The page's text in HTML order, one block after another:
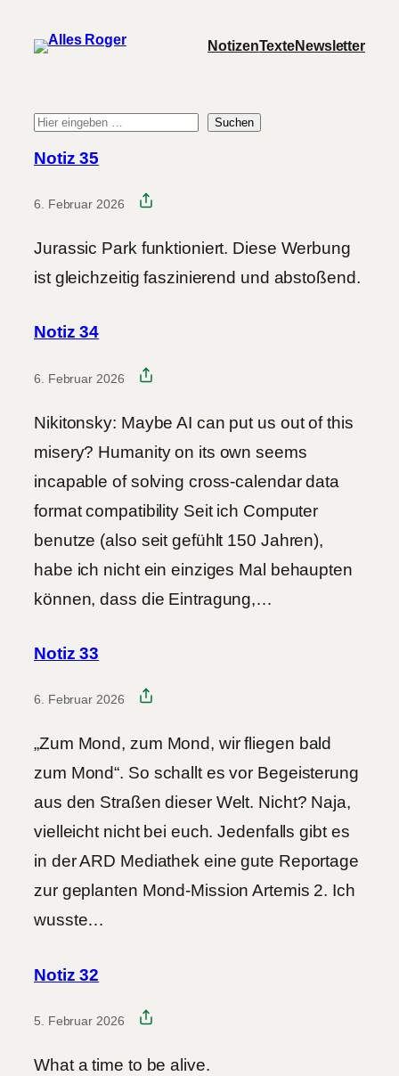
Inhalt
NotizenTexteNewsletter
Suche Suchen
Notiz 35
6. Februar 2026
Jurassic Park funktioniert. Diese Werbung
ist gleichzeitig faszinierend und abstoßend.
Notiz 34
6. Februar 2026
Nikitonsky: Maybe AI can put us out of this
misery? Humanity on its own seems
incapable of solving cross-calendar data
format compatibility Seit ich Computer
benutze (also seit gefühlt 150 Jahren),
habe ich nicht ein einziges Mal behaupten
können, dass die Eintragung,…
Notiz 33
6. Februar 2026
„Zum Mond, zum Mond, wir fliegen bald
zum Mond“. So schallt es vor Begeisterung
aus den Straßen dieser Welt. Nicht? Naja,
vielleicht nicht bei euch. Jedenfalls gibt es
in der ARD Mediathek eine gute Reportage
zur geplanten Mond-Mission Artemis 2. Ich
wusste…
Notiz 32
5. Februar 2026
What a time to be alive.